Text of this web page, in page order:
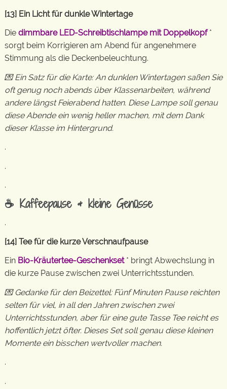
[13] Ein Licht für dunkle Wintertage
Die dimmbare LED-Schreibtischlampe mit Doppelkopf *
sorgt beim Korrigieren am Abend für angenehmere
Stimmung als die Deckenbeleuchtung.
💌 Ein Satz für die Karte: An dunklen Wintertagen saßen Sie
oft genug noch abends über Klassenarbeiten, während
andere längst Feierabend hatten. Diese Lampe soll genau
diese Abende ein wenig heller machen, mit dem Dank
dieser Klasse im Hintergrund.
.
.
.
☕ Kaffeepause & kleine Genüsse
.
[14] Tee für die kurze Verschnaufpause
Ein Bio-Kräutertee-Geschenkset * bringt Abwechslung in
die kurze Pause zwischen zwei Unterrichtsstunden.
💌 Gedanke für den Beizettel: Fünf Minuten Pause reichten
selten für viel, in all den Jahren zwischen zwei
Unterrichtsstunden, aber für eine gute Tasse Tee reicht es
hoffentlich jetzt öfter. Dieses Set soll genau diese kleinen
Momente ein bisschen wertvoller machen.
.
.